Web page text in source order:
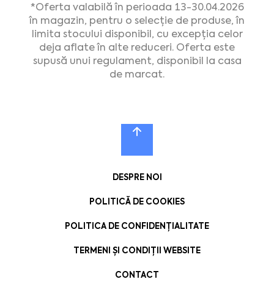
*Oferta valabilă în perioada 13-30.04.2026
în magazin, pentru o selecție de produse, în
limita stocului disponibil, cu excepția celor
deja aflate în alte reduceri. Oferta este
supusă unui regulament, disponibil la casa
de marcat.
DESPRE NOI
POLITICĂ DE COOKIES
POLITICA DE CONFIDENȚIALITATE
TERMENI ȘI CONDIȚII WEBSITE
CONTACT